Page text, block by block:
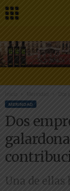
Inicio
MERINDAD
Dos
Una de ellas